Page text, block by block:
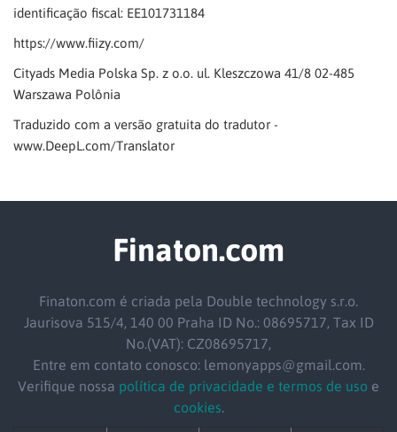
identificação fiscal: EE101731184
https://www.fiizy.com/
Cityads Media Polska Sp. z o.o. ul. Kleszczowa 41/8 02-485
Warszawa Polônia
Traduzido com a versão gratuita do tradutor -
www.DeepL.com/Translator
Finaton.com
Finaton.com é criada pela Double technology s.r.o.
Jaurisova 515/4, 140 00 Praha ID No.: 08695717, Tax ID
No.(VAT): CZ08695717,
Entre em contato conosco: lemonyapps@gmail.com.
Verifique nossa política de privacidade e termos de uso e
cookies.